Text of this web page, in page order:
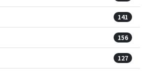
141
156
127